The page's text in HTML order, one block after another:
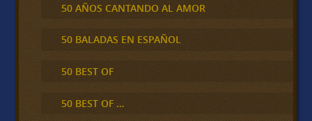
50 AÑOS CANTANDO AL AMOR
50 BALADAS EN ESPAÑOL
50 BEST OF
50 BEST OF …